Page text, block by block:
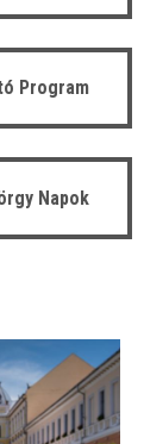
Program
Napok